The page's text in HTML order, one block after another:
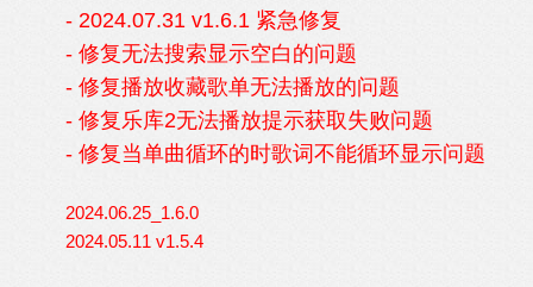
- 2024.07.31 v1.6.1 紧急修复
- 修复无法搜索显示空白的问题
- 修复播放收藏歌单无法播放的问题
- 修复乐库2无法播放提示获取失败问题
- 修复当单曲循环的时歌词不能循环显示问题
2024.06.25_1.6.0
2024.05.11 v1.5.4